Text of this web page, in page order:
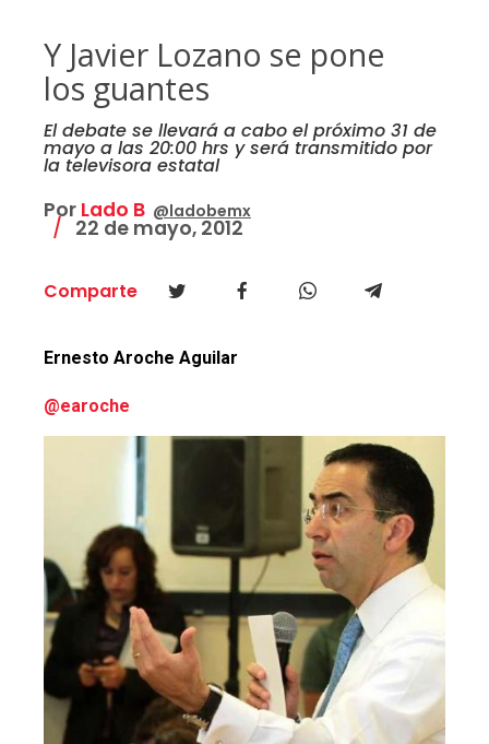
Y Javier Lozano se pone
los guantes
El debate se llevará a cabo el próximo 31 de
mayo a las 20:00 hrs y será transmitido por
la televisora estatal
Por Lado B @ladobemx
22 de mayo, 2012
Comparte
Ernesto Aroche Aguilar
@earoche